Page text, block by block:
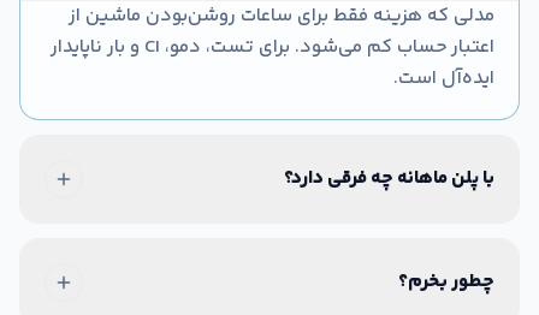
مدلی که هزینه فقط برای ساعات روشن‌بودن ماشین از
اعتبار حساب کم می‌شود. برای تست، دمو، CI و بار ناپایدار
ایده‌آل است.
با پلن ماهانه چه فرقی دارد؟
چطور بخرم؟